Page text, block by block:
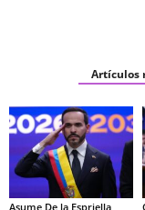
Artículos
Asume De la Espriella